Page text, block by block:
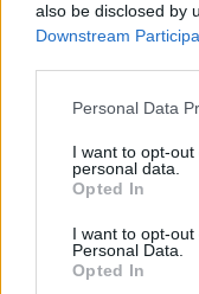
also be disclosed by
Downstream
Please note that this
not limited to your
grant or deny
use your data for
consent section.
Personal Data
I want to opt-
personal data.
Opted In
I want to opt-
Personal Data.
Opted In